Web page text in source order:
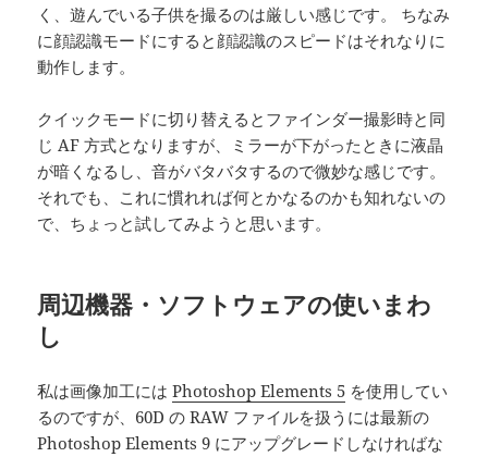
く、遊んでいる子供を撮るのは厳しい感じです。 ちなみ
に顔認識モードにすると顔認識のスピードはそれなりに
動作します。
クイックモードに切り替えるとファインダー撮影時と同
じ AF 方式となりますが、ミラーが下がったときに液晶
が暗くなるし、音がバタバタするので微妙な感じです。
それでも、これに慣れれば何とかなるのかも知れないの
で、ちょっと試してみようと思います。
周辺機器・ソフトウェアの使いまわ
し
私は画像加工にはPhotoshop Elements 5 を使用してい
るのですが、60D の RAW ファイルを扱うには最新の
Photoshop Elements 9 にアップグレードしなければな